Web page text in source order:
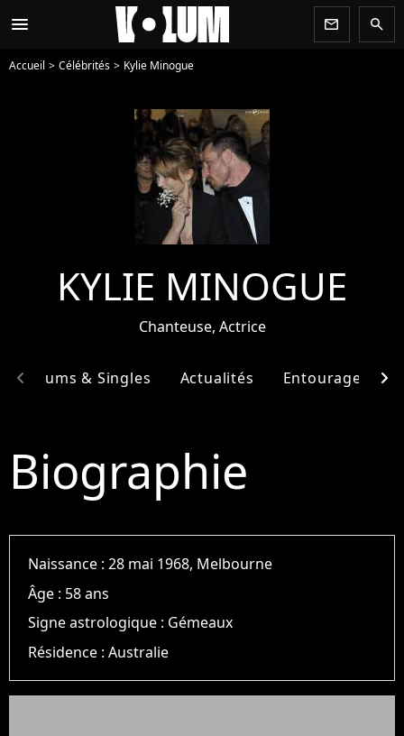
menu newsletter search
Accueil Célébrités Kylie Minogue
KYLIE MINOGUE
Chanteuse, Actrice
Albums & Singles Actualités Entourage
chevron_left chevron_right
Biographie
Naissance :28 mai 1968, Melbourne
Âge : 58 ans
Signe astrologique : Gémeaux
Résidence :Australie